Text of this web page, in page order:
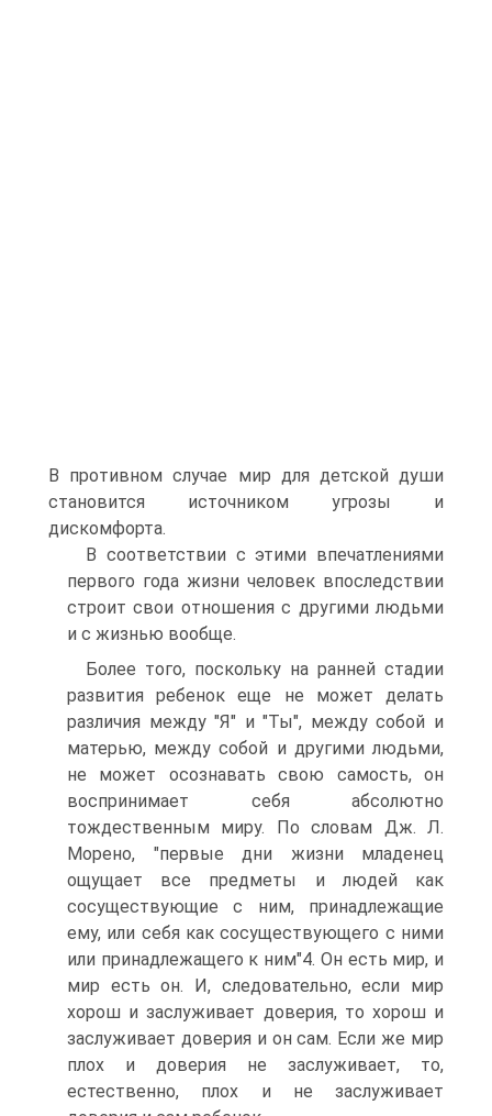
В противном случае мир для детской души
становится источником угрозы и
дискомфорта.
В соответствии с этими впечатлениями
первого года жизни человек впоследствии
строит свои отношения с другими людьми
и с жизнью вообще.
Более того, поскольку на ранней стадии
развития ребенок еще не может делать
различия между "Я" и "Ты", между собой и
матерью, между собой и другими людьми,
не может осознавать свою самость, он
воспринимает себя абсолютно
тождественным миру. По словам Дж. Л.
Морено, "первые дни жизни младенец
ощущает все предметы и людей как
сосуществующие с ним, принадлежащие
ему, или себя как сосуществующего с ними
или принадлежащего к ним"4. Он есть мир, и
мир есть он. И, следовательно, если мир
хорош и заслуживает доверия, то хорош и
заслуживает доверия и он сам. Если же мир
плох и доверия не заслуживает, то,
естественно, плох и не заслуживает